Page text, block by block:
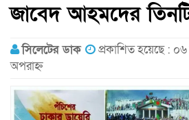
জাবেদ আহমদের তিনটি
সিলেটের ডাক
প্রকাশিত হয়েছে :
অপরাহ্ন